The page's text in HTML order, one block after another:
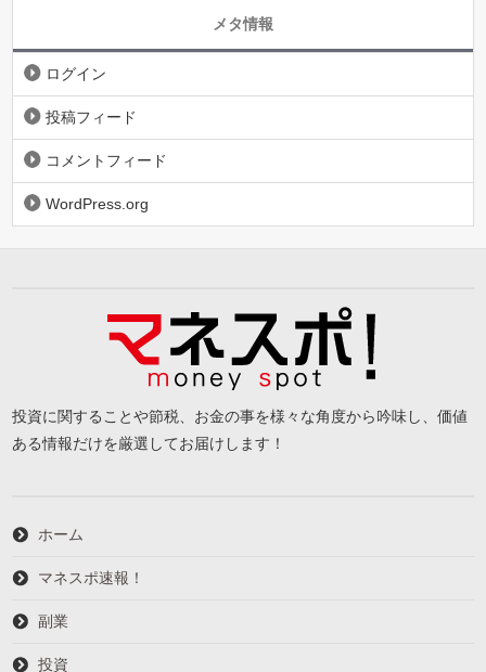
メタ情報
ログイン
投稿フィード
コメントフィード
WordPress.org
投資に関することや節税、お金の事を様々な角度から吟味し、価値
ある情報だけを厳選してお届けします！
ホーム
マネスポ速報！
副業
投資